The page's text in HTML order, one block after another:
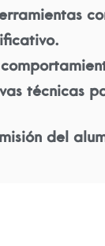
técnicas
del